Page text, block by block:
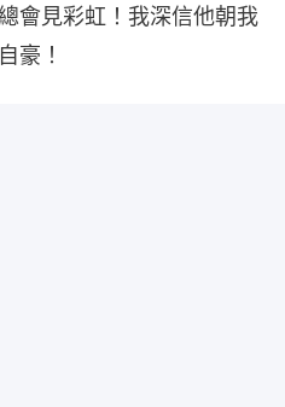
會見彩虹！我深信他朝我
豪！